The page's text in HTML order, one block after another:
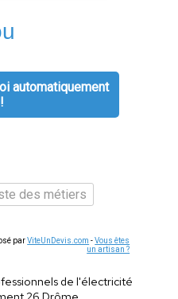
automatiquement
!
des métiers
parViteUnDevis.com -Vous êtes
un artisan ?
de l'électricité